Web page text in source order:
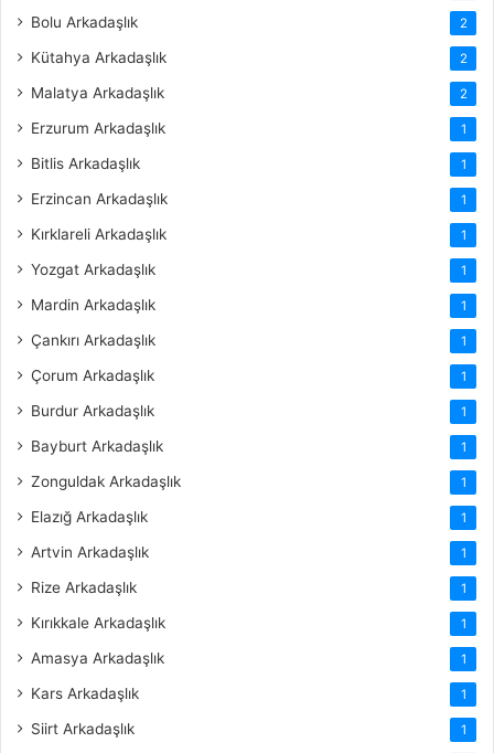
Bolu Arkadaşlık 2
Kütahya Arkadaşlık 2
Malatya Arkadaşlık 2
Erzurum Arkadaşlık 1
Bitlis Arkadaşlık 1
Erzincan Arkadaşlık 1
Kırklareli Arkadaşlık 1
Yozgat Arkadaşlık 1
Mardin Arkadaşlık 1
Çankırı Arkadaşlık 1
Çorum Arkadaşlık 1
Burdur Arkadaşlık 1
Bayburt Arkadaşlık 1
Zonguldak Arkadaşlık 1
Elazığ Arkadaşlık 1
Artvin Arkadaşlık 1
Rize Arkadaşlık 1
Kırıkkale Arkadaşlık 1
Amasya Arkadaşlık 1
Kars Arkadaşlık 1
Siirt Arkadaşlık 1